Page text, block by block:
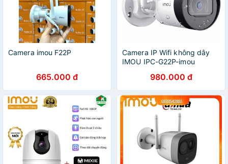
Camera imou F22P
665.000 đ
Camera IP Wifi không dây
IMOU IPC-G22P-imou
980.000 đ